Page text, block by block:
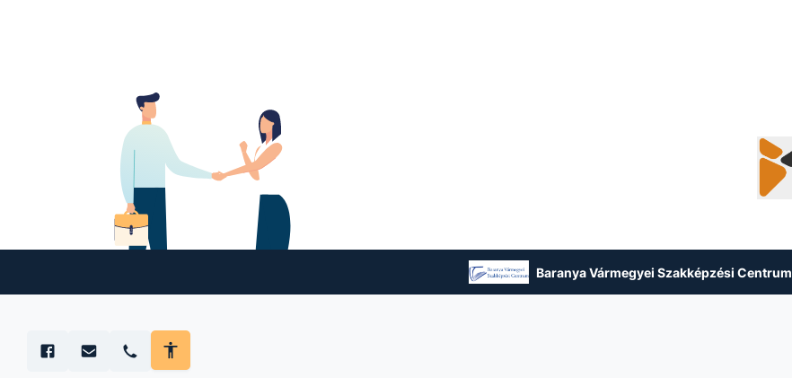
Baranya Vármegyei Szakképzési Centrum